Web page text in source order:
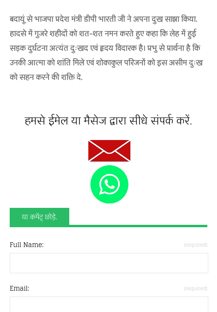
बदायूं से भाजपा प्रदेश मंत्री डीपी भारती जी ने अपना दुख साझा किया.
हादसे में गुजरे शहीदों को शत-शत नमन करते हुए कहा कि लेह में हुई
सड़क दुर्घटना अत्यंत दुःखद एवं हृदय विदारक है। प्रभु से प्रार्थना है कि
उनकी आत्मा को शांति मिले एवं शोकाकुल परिजनों को इस असीम दुःख
को सहन करने की शक्ति दे.
हमसे ईमेल या मैसेज द्वारा सीधे संपर्क करें.
या कमेंट् छोड़े.
Full Name: (required)
Email: (required)